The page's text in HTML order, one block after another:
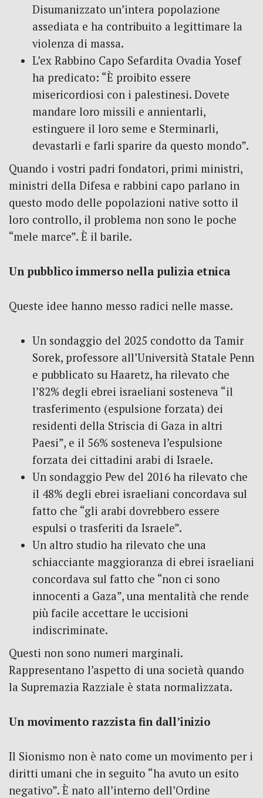
Disumanizzato un’intera popolazione
assediata e ha contribuito a legittimare la
violenza di massa.
L’ex Rabbino Capo Sefardita Ovadia Yosef
ha predicato: “È proibito essere
misericordiosi con i palestinesi. Dovete
mandare loro missili e annientarli,
estinguere il loro seme e Sterminarli,
devastarli e farli sparire da questo mondo”.
Quando i vostri padri fondatori, primi ministri,
ministri della Difesa e rabbini capo parlano in
questo modo delle popolazioni native sotto il
loro controllo, il problema non sono le poche
“mele marce”. È il barile.
Un pubblico immerso nella pulizia etnica
Queste idee hanno messo radici nelle masse.
Un sondaggio del 2025 condotto da Tamir
Sorek, professore all’Università Statale Penn
e pubblicato su Haaretz, ha rilevato che
l’82% degli ebrei israeliani sosteneva “il
trasferimento (espulsione forzata) dei
residenti della Striscia di Gaza in altri
Paesi”, e il 56% sosteneva l’espulsione
forzata dei cittadini arabi di Israele.
Un sondaggio Pew del 2016 ha rilevato che
il 48% degli ebrei israeliani concordava sul
fatto che “gli arabi dovrebbero essere
espulsi o trasferiti da Israele”.
Un altro studio ha rilevato che una
schiacciante maggioranza di ebrei israeliani
concordava sul fatto che “non ci sono
innocenti a Gaza”, una mentalità che rende
più facile accettare le uccisioni
indiscriminate.
Questi non sono numeri marginali.
Rappresentano l’aspetto di una società quando
la Supremazia Razziale è stata normalizzata.
Un movimento razzista fin dall’inizio
Il Sionismo non è nato come un movimento per i
diritti umani che in seguito “ha avuto un esito
negativo”. È nato all’interno dell’Ordine